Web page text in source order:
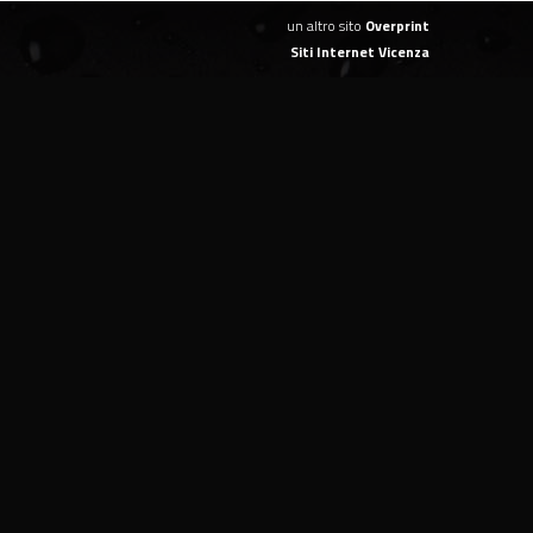
un altro sito Overprint
Siti Internet Vicenza